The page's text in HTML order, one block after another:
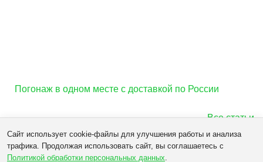
Погонаж в одном месте с доставкой по России
Все статьи
Нордлайн © 2026
Сайт использует cookie-файлы для улучшения работы и анализа
трафика. Продолжая использовать сайт, вы соглашаетесь с
Политикой обработки персональных данных.